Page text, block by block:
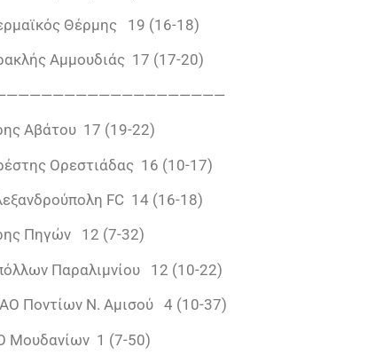
Θέρμης 19 (16-18)
Αμμουδιάς 17 (17-20)
Αβάτου 17 (19-22)
Ορεστιάδας 16 (10-17)
FC 14 (16-18)
Πηγών 12 (7-32)
Παραλιμνίου 12 (10-22)
Ποντίων Ν. Αμισού 4 (10-37)
Μουδανίων 1 (7-50)